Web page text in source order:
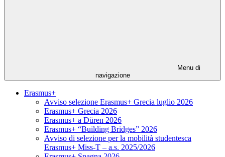
Menu di
navigazione
Erasmus+
Avviso selezione Erasmus+ Grecia luglio 2026
Erasmus+ Grecia 2026
Erasmus+ a Düren 2026
Erasmus+ “Building Bridges” 2026
Avviso di selezione per la mobilità studentesca
Erasmus+ Miss-T – a.s. 2025/2026